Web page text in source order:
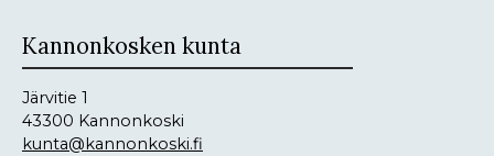
Kannonkosken kunta
Järvitie 1
43300 Kannonkoski
kunta@kannonkoski.fi